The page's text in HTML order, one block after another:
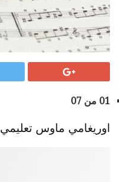
01 من 07
اوريغامي ماوس تعليمي